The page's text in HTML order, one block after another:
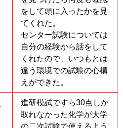
をして頭に入ったかを見
てくれた。
センター試験については
自分の経験から話をして
くれたので、いつもとは
違う環境での試験の心構
えができた。
進研模試ですら30点しか
取れなかった化学が大学
の二次試験で使えるよう